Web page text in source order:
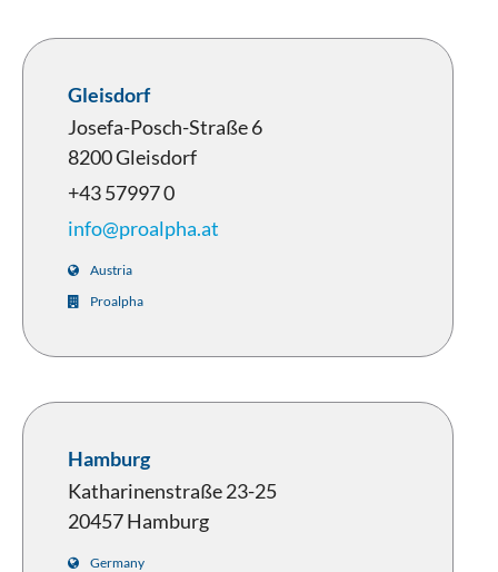
Gleisdorf
Josefa-Posch-Straße 6
8200 Gleisdorf
+43 57997 0
info@proalpha.at
Austria
Proalpha
Hamburg
Katharinenstraße 23-25
20457 Hamburg
Germany